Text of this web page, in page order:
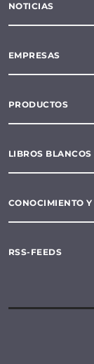
NOTICIAS
EMPRESAS
PRODUCTOS
LIBROS BLANCOS
CONOCIMIENTO
RSS-FEEDS